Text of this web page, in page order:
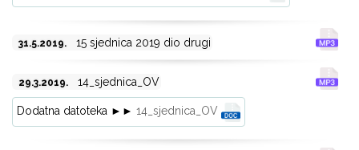
31.5.2019. 15 sjednica 2019 dio drugi
29.3.2019. 14_sjednica_OV
Dodatna datoteka ►► 14_sjednica_OV